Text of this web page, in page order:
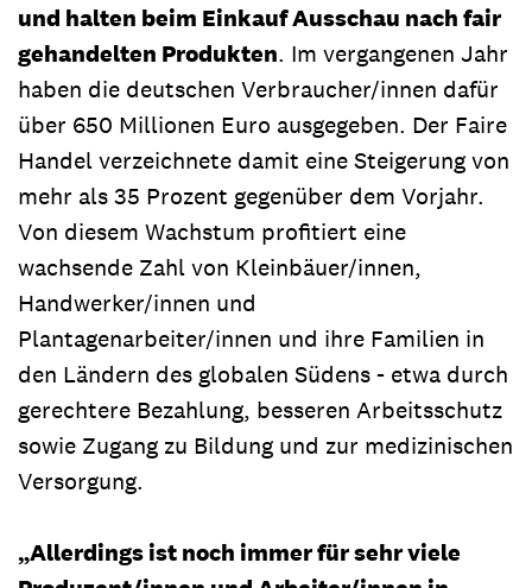
und halten beim Einkauf Ausschau nach fair
gehandelten Produkten. Im vergangenen Jahr
haben die deutschen Verbraucher/innen dafür
über 650 Millionen Euro ausgegeben. Der Faire
Handel verzeichnete damit eine Steigerung von
mehr als 35 Prozent gegenüber dem Vorjahr.
Von diesem Wachstum profitiert eine
wachsende Zahl von Kleinbäuer/innen,
Handwerker/innen und
Plantagenarbeiter/innen und ihre Familien in
den Ländern des globalen Südens - etwa durch
gerechtere Bezahlung, besseren Arbeitsschutz
sowie Zugang zu Bildung und zur medizinischen
Versorgung.
„Allerdings ist noch immer für sehr viele